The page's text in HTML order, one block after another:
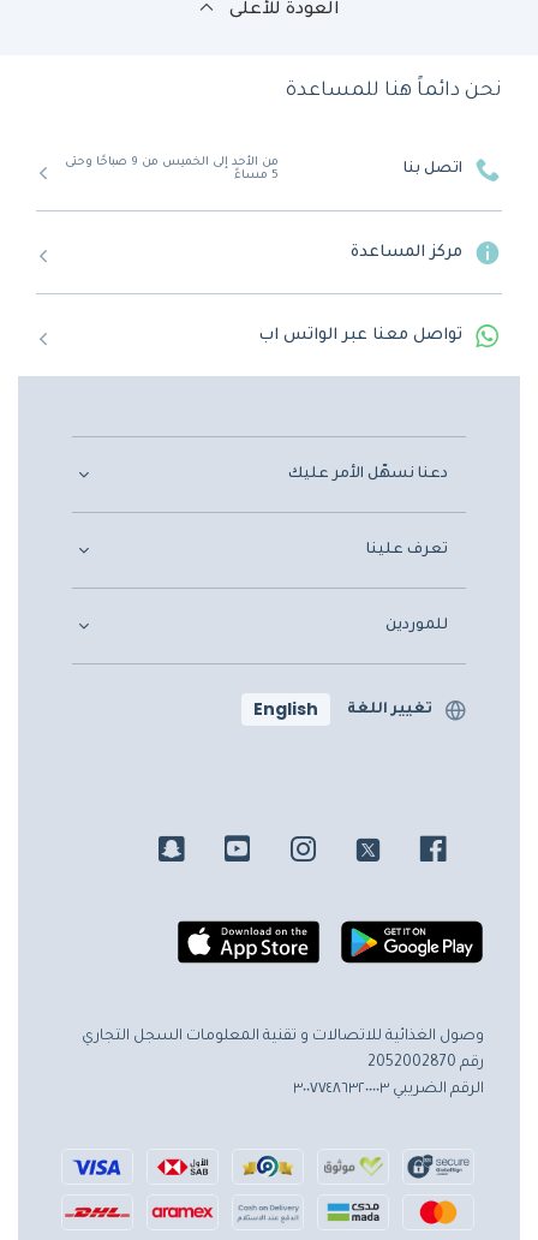
العودة للأعلى
نحن دائماً هنا للمساعدة
اتصل بنا
من الأحد إلى الخميس من 9 صباحًا وحتى
5 مساءً
مركز المساعدة
تواصل معنا عبر الواتس اب
دعنا نسهّل الأمر عليك
تعرف علينا
للموردين
تغيير اللغة English
وصول الغذائية للاتصالات و تقنية المعلومات السجل التجاري
رقم 2052002870
الرقم الضريبي ٣٠٠٧٧٤٨٦٣٢٠٠٠٠٣